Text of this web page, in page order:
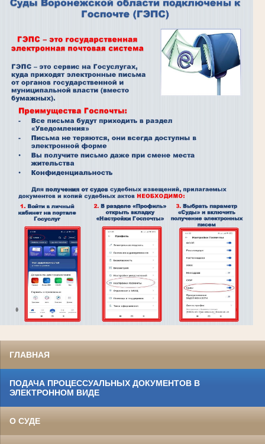
ГЛАВНАЯ
ПОДАЧА ПРОЦЕССУАЛЬНЫХ ДОКУМЕНТОВ В
ЭЛЕКТРОННОМ ВИДЕ
О СУДЕ